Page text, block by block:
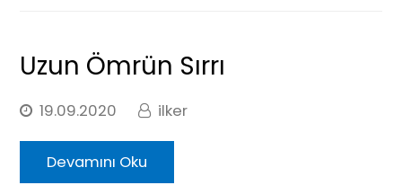
Uzun Ömrün Sırrı
19.09.2020 ilker
Devamını Oku